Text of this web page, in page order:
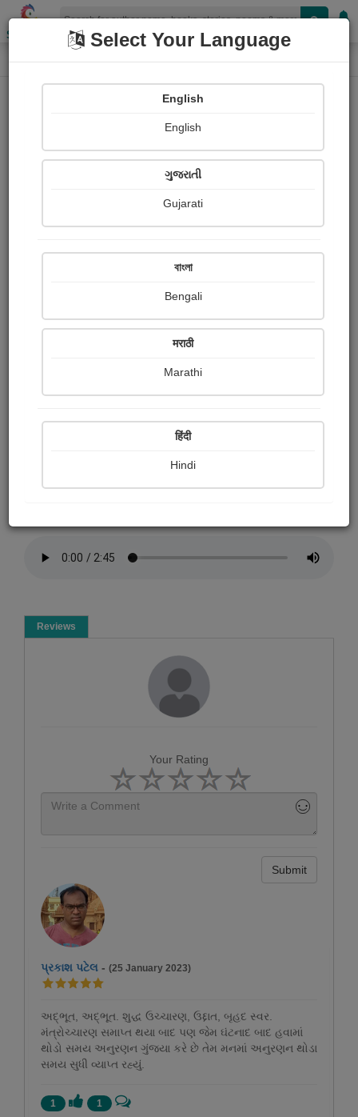
Shopizen
Home Audio Audio Details
સૂર્ય ઉપાસના, પ્રાતઃ સ્મરણ મંત્ર
Summary
સૂર્ય ઉપાસના, પ્રાતઃ સ્મરણ મંત્ર (ઉચ્ચાર ક્ષતિ લાગે તો ક્ષમા
Reviews
Your Rating
Submit
પ્રકાશ પટેલ - (25 January 2023)
અદ્ભૂત, અદ્ભૂત. શુદ્ધ ઉચ્ચારણ, ઉદ્દાત, બૃહદ સ્વર.
મંત્રોચ્ચારણ સમાપ્ત થયા બાદ પણ જેમ ઘંટનાદ બાદ હવામાં
થોડો સમય અનુરણન ગુંજ્યા કરે છે તેમ મનમાં અનુરણન થોડા
સમય સુધી વ્યાપ્ત રહ્યું.
1 1
Select Your Language
English
English
ગુજરાતી
Gujarati
বাংলা
Bengali
मराठी
Marathi
हिंदी
Hindi